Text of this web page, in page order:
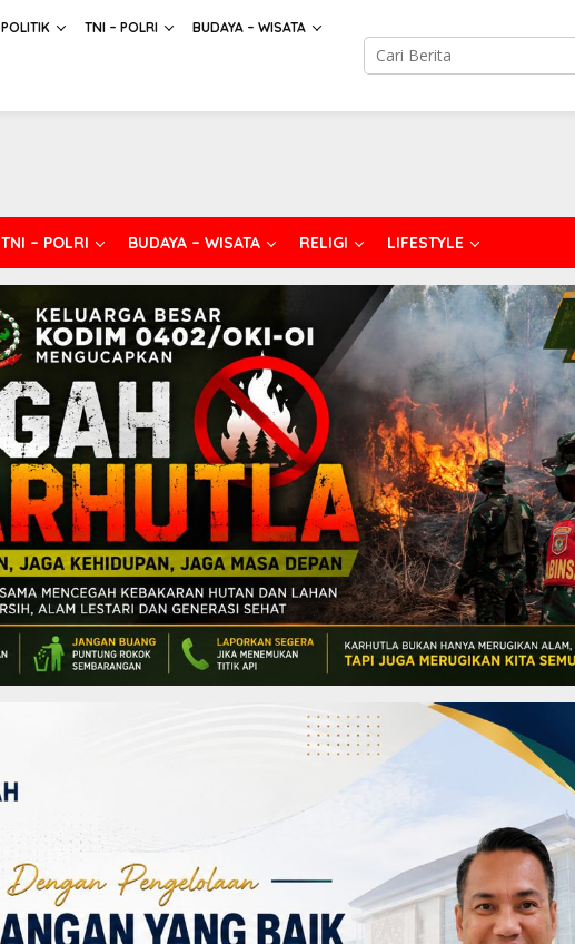
POLITIK TNI – POLRI BUDAYA – WISATA
TNI – POLRI BUDAYA – WISATA RELIGI LIFESTYLE